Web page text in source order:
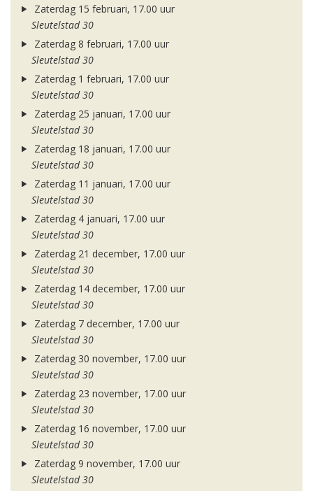
Zaterdag 15 februari, 17.00 uur
Sleutelstad 30
Zaterdag 8 februari, 17.00 uur
Sleutelstad 30
Zaterdag 1 februari, 17.00 uur
Sleutelstad 30
Zaterdag 25 januari, 17.00 uur
Sleutelstad 30
Zaterdag 18 januari, 17.00 uur
Sleutelstad 30
Zaterdag 11 januari, 17.00 uur
Sleutelstad 30
Zaterdag 4 januari, 17.00 uur
Sleutelstad 30
Zaterdag 21 december, 17.00 uur
Sleutelstad 30
Zaterdag 14 december, 17.00 uur
Sleutelstad 30
Zaterdag 7 december, 17.00 uur
Sleutelstad 30
Zaterdag 30 november, 17.00 uur
Sleutelstad 30
Zaterdag 23 november, 17.00 uur
Sleutelstad 30
Zaterdag 16 november, 17.00 uur
Sleutelstad 30
Zaterdag 9 november, 17.00 uur
Sleutelstad 30